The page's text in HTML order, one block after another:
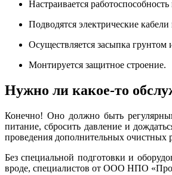
Настраивается
Подводятся электрические кабели
Осуществляется засыпка грунтом
Монтируется защитное строение.
Нужно ли какое-то
Конечно! Оно должно быть
питание, сбросить давление и
проведения дополнительных очистных
Без специальной подготовки и
вроде, специалистов от ООО НПО